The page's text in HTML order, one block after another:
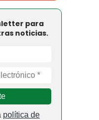
para
noticias.
política de